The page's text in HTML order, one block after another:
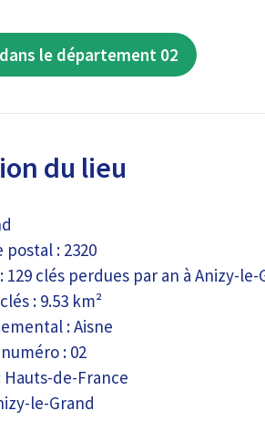
le département 02
du lieu
: 2320
clés perdues par an à Anizy-le-
: 9.53 km²
: Aisne
: 02
Hauts-de-France
le-Grand